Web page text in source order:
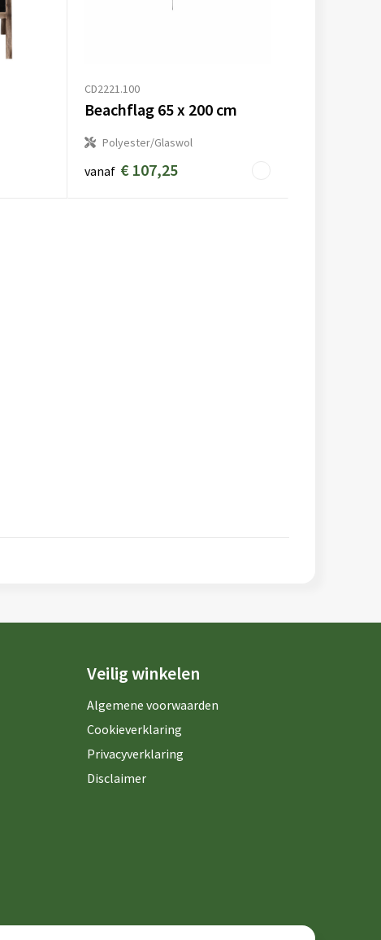
CD2221.100
Beachflag 65 x 200 cm
Polyester/Glaswol
vanaf € 107,25
Veilig winkelen
Algemene voorwaarden
Cookieverklaring
Privacyverklaring
Disclaimer